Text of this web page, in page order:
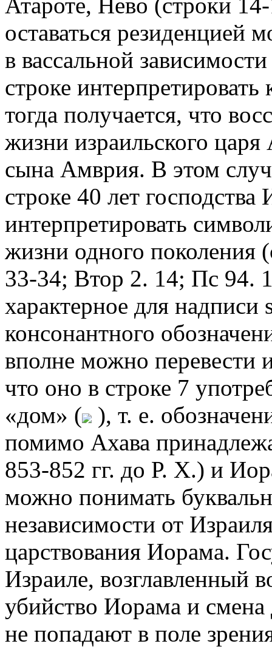
Атароте, Нево (строки
оставаться резиденцией
в вассальной
строке
тогда получается, что
жизни израильского
сына Амврия. В этом
строке 40 лет
интерпретировать
жизни одного поколения
33-34; Втор 2. 14; Пс 94.
характерное для
консонантного
вполне можно перевести
что оно в строке 7
«дом» (
), т. е.
помимо Ахава
853-852 гг. до Р. Х.) и
можно понимать
независимости от
царствования Иорама.
Израиле, возглавленный
убийство Иорама и смена
не попадают в поле